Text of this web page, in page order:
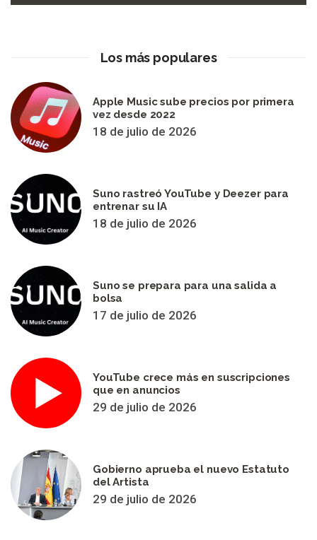
Los más populares
Apple Music sube precios por primera
vez desde 2022
18 de julio de 2026
Suno rastreó YouTube y Deezer para
entrenar su IA
18 de julio de 2026
Suno se prepara para una salida a
bolsa
17 de julio de 2026
YouTube crece más en suscripciones
que en anuncios
29 de julio de 2026
Gobierno aprueba el nuevo Estatuto
del Artista
29 de julio de 2026